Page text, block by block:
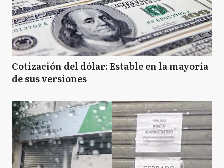
Cotización del dólar: Estable en la mayoría
de sus versiones